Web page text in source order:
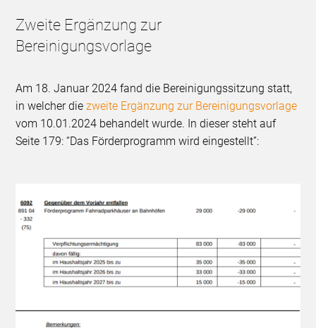
Zweite Ergänzung zur
Bereinigungsvorlage
Am 18. Januar 2024 fand die Bereinigungssitzung statt,
in welcher diezweite Ergänzung zur Bereinigungsvorlage
vom 10.01.2024 behandelt wurde. In dieser steht auf
Seite 179: “Das Förderprogramm wird eingestellt”: